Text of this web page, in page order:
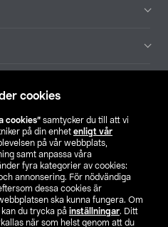
cookies
cookies” samtycker du till att vi
på din enhet enligt vår
på vår webbplats,
samt anpassa våra
fyra kategorier av cookies:
annonsering. För nödvändiga
dessa cookies är
ska kunna fungera. Om
du trycka på inställningar. Ditt
när som helst genom att du
butik
NO FI